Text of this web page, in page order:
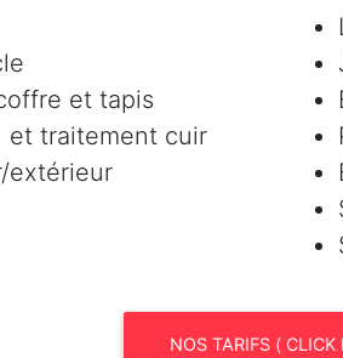
et tapis
et traitement cuir
extérieur
NOS TARIFS ( CLICK